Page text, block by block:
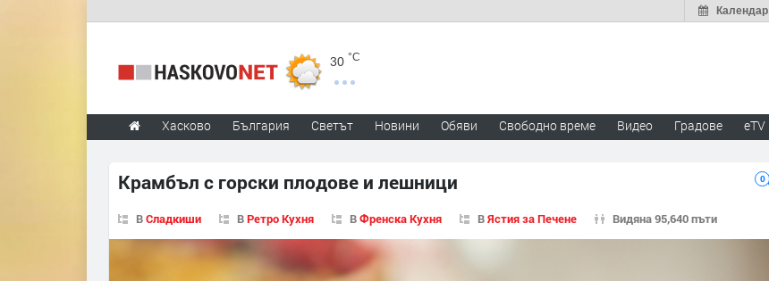
Календар
30 °C
Хасково България Светът Новини Обяви Свободно време Видео Градове eTV
Крамбъл с горски плодове и лешници 0
ВСладкиши ВРетро Кухня ВФренска Кухня ВЯстия за Печене Видяна 95,640 пъти